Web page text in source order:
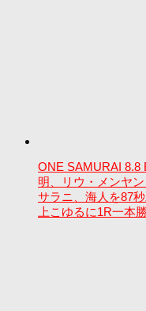
ONE SAMURAI 8.8
明、リウ・メンヤ
サラニ、海人を87
上こゆるに1R一本